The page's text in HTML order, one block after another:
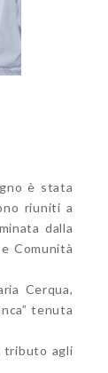
è stata
riuniti a
dalla
Comunità
Cerqua,
tenuta
tributo agli